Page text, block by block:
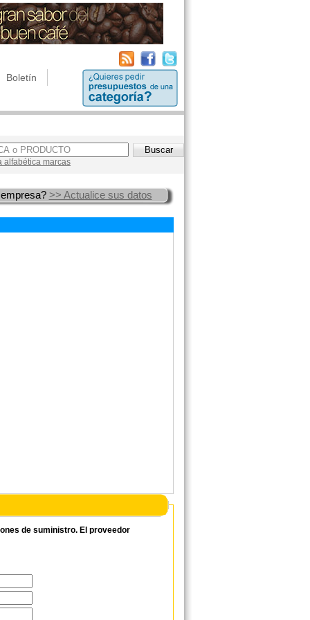
Boletín
alfabética marcas
>> Actualice sus datos
de suministro. El proveedor